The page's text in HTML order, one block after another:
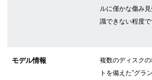
ルに僅かな傷み
識できない程度で
モデル情報
複数のディスク
トを備えた”グラ